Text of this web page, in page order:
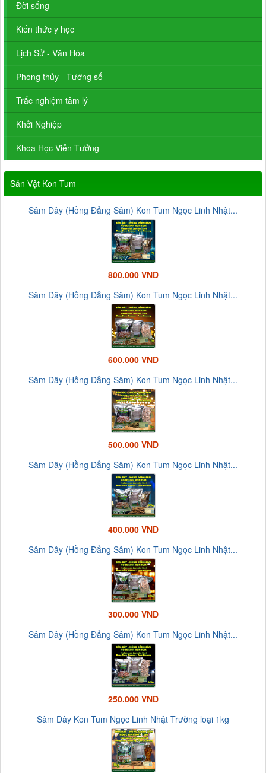
Đời sống
Kiến thức y học
Lịch Sử - Văn Hóa
Phong thủy - Tướng số
Trắc nghiệm tâm lý
Khởi Nghiệp
Khoa Học Viễn Tưởng
Sản Vật Kon Tum
Sâm Dây (Hồng Đẳng Sâm) Kon Tum Ngọc Linh Nhật...
800.000 VND
Sâm Dây (Hồng Đẳng Sâm) Kon Tum Ngọc Linh Nhật...
600.000 VND
Sâm Dây (Hồng Đẳng Sâm) Kon Tum Ngọc Linh Nhật...
500.000 VND
Sâm Dây (Hồng Đẳng Sâm) Kon Tum Ngọc Linh Nhật...
400.000 VND
Sâm Dây (Hồng Đẳng Sâm) Kon Tum Ngọc Linh Nhật...
300.000 VND
Sâm Dây (Hồng Đẳng Sâm) Kon Tum Ngọc Linh Nhật...
250.000 VND
Sâm Dây Kon Tum Ngọc Linh Nhật Trường loại 1kg